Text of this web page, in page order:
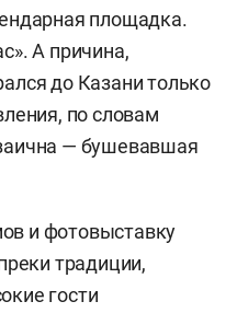
площадка.
А причина,
до Казани только
по словам
— бушевавшая
и фотовыставку
традиции,
гости